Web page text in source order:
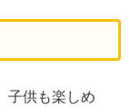
子供も楽しめ